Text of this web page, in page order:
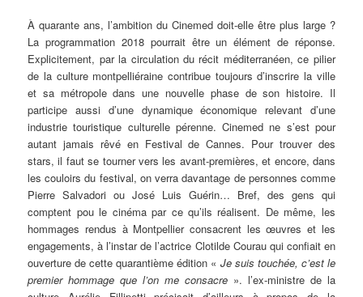
À quarante ans, l’ambition du Cinemed doit-elle être plus large ?
La programmation 2018 pourrait être un élément de réponse.
Explicitement, par la circulation du récit méditerranéen, ce pilier
de la culture montpelliéraine contribue toujours d’inscrire la ville
et sa métropole dans une nouvelle phase de son histoire. Il
participe aussi d’une dynamique économique relevant d’une
industrie touristique culturelle pérenne. Cinemed ne s’est pour
autant jamais rêvé en Festival de Cannes. Pour trouver des
stars, il faut se tourner vers les avant-premières, et encore, dans
les couloirs du festival, on verra davantage de personnes comme
Pierre Salvadori ou José Luis Guérin… Bref, des gens qui
comptent pou le cinéma par ce qu’ils réalisent. De même, les
hommages rendus à Montpellier consacrent les œuvres et les
engagements, à l’instar de l’actrice Clotilde Courau qui confiait en
ouverture de cette quarantième édition « Je suis touchée, c’est le
premier hommage que l’on me consacre ». l’ex-ministre de la